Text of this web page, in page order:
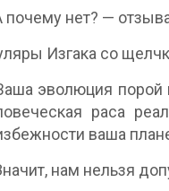
почему нет? —
Изгака со
эволюция порой
раса
ваша
нам нельзя